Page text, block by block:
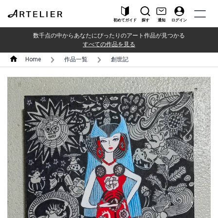
初めてガイド 探す 通知 ログイン
数千点の中からあなたにぴったりのアート作品が見つかる
すべての作品を見る
Home 作品一覧 創世記